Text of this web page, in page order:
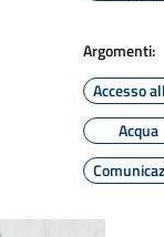
Argomenti:
Accesso
Acqua